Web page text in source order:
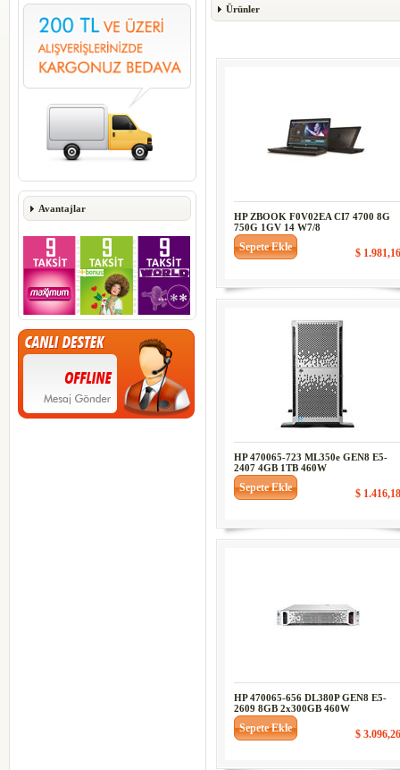
Avantajlar
Ürünler
HP ZBOOK F0V02EA CI7 4700 8G
750G 1GV 14 W7/8
Sepete Ekle $ 1.981,16
HP 470065-723 ML350e GEN8 E5-
2407 4GB 1TB 460W
Sepete Ekle $ 1.416,18
HP 470065-656 DL380P GEN8 E5-
2609 8GB 2x300GB 460W
Sepete Ekle $ 3.096,26